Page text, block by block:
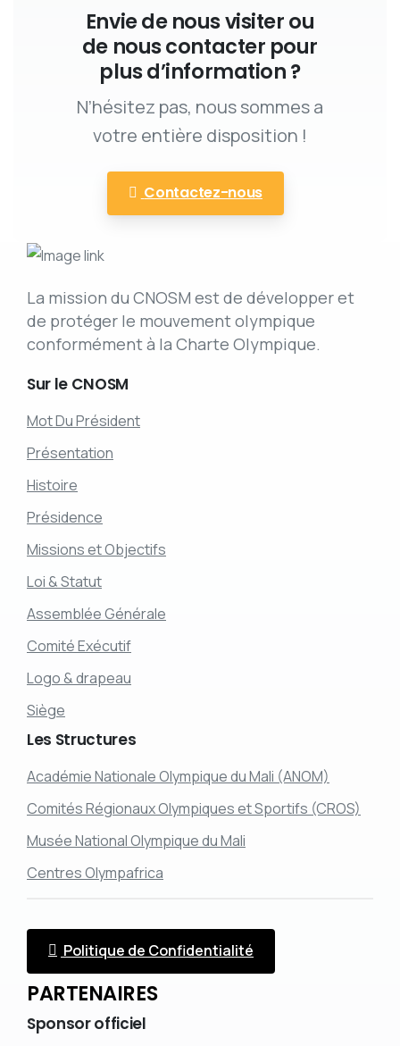
Envie de nous visiter ou
de nous contacter pour
plus d’information ?
N’hésitez pas, nous sommes a
votre entière disposition !
Contactez-nous
La mission du CNOSM est de développer et
de protéger le mouvement olympique
conformément à la Charte Olympique.
Sur le CNOSM
Mot Du Président
Présentation
Histoire
Présidence
Missions et Objectifs
Loi & Statut
Assemblée Générale
Comité Exécutif
Logo & drapeau
Siège
Les Structures
Académie Nationale Olympique du Mali (ANOM)
Comités Régionaux Olympiques et Sportifs (CROS)
Musée National Olympique du Mali
Centres Olympafrica
Politique de Confidentialité
PARTENAIRES
Sponsorofficiel